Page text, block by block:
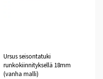
Ursus seisontatuki
runkokiinnityksellä 18mm
(vanha malli)